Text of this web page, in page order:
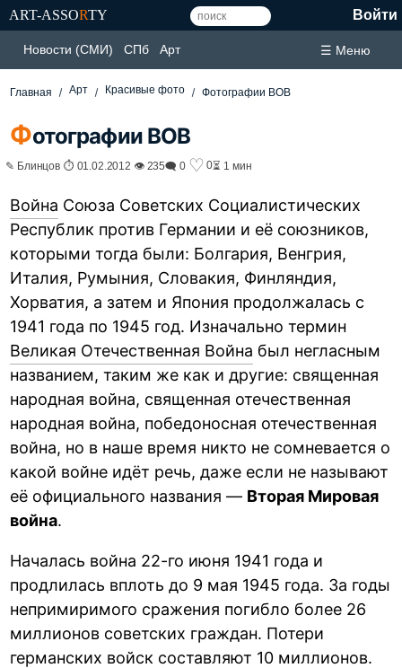
ART-ASSORTY Войти
Новости (СМИ) СПб Арт ☰ Меню
Главная Арт Красивые фото Фотографии ВОВ
Фотографии ВОВ
✎ Блинцов ⏱ 01.02.2012 👁 235🗨 0 ♡ 0⏳ 1 мин
Война Союза Советских Социалистических
Республик против Германии и её союзников,
которыми тогда были: Болгария, Венгрия,
Италия, Румыния, Словакия, Финляндия,
Хорватия, а затем и Япония продолжалась с
1941 года по 1945 год. Изначально термин
Великая Отечественная Война был негласным
названием, таким же как и другие: священная
народная война, священная отечественная
народная война, победоносная отечественная
война, но в наше время никто не сомневается о
какой войне идёт речь, даже если не называют
её официального названия — Вторая Мировая
война.
Началась война 22-го июня 1941 года и
продлилась вплоть до 9 мая 1945 года. За годы
непримиримого сражения погибло более 26
миллионов советских граждан. Потери
германских войск составляют 10 миллионов.